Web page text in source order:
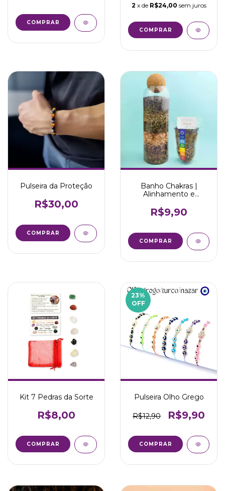
COMPRAR
2 x de R$24,00 sem juros
Pulseira da Proteção
R$30,00
COMPRAR
Banho Chakras |
Alinhamento e
R$9,90
COMPRAR
Kit 7 Pedras da Sorte
R$8,00
23%
OFF
Pulseira Olho Grego
R$12,90 R$9,90
COMPRAR